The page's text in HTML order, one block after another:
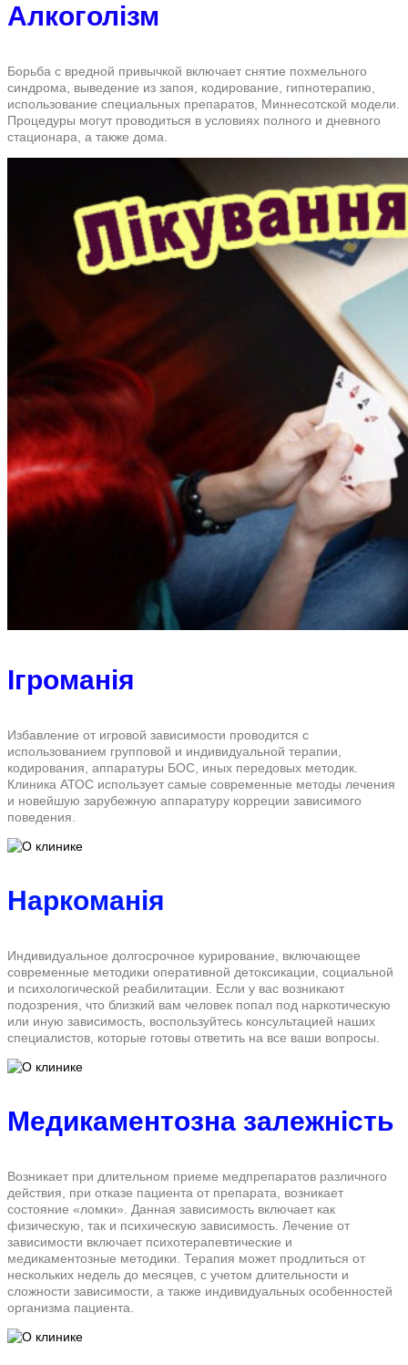
Алкоголізм
Борьба с вредной привычкой включает снятие похмельного
синдрома, выведение из запоя, кодирование, гипнотерапию,
использование специальных препаратов, Миннесотской модели.
Процедуры могут проводиться в условиях полного и дневного
стационара, а также дома.
Ігроманія
Избавление от игровой зависимости проводится с
использованием групповой и индивидуальной терапии,
кодирования, аппаратуры БОС, иных передовых методик.
Клиника АТОС использует самые современные методы лечения
и новейшую зарубежную аппаратуру корреции зависимого
поведения.
Наркоманія
Индивидуальное долгосрочное курирование, включающее
современные методики оперативной детоксикации, социальной
и психологической реабилитации. Если у вас возникают
подозрения, что близкий вам человек попал под наркотическую
или иную зависимость, воспользуйтесь консультацией наших
специалистов, которые готовы ответить на все ваши вопросы.
Медикаментозна залежність
Возникает при длительном приеме медпрепаратов различного
действия, при отказе пациента от препарата, возникает
состояние «ломки». Данная зависимость включает как
физическую, так и психическую зависимость. Лечение от
зависимости включает психотерапевтические и
медикаментозные методики. Терапия может продлиться от
нескольких недель до месяцев, с учетом длительности и
сложности зависимости, а также индивидуальных особенностей
организма пациента.